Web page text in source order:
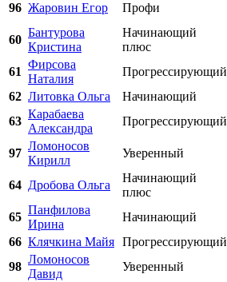
96 Жаровин Егор Профи
60
Бантурова
Кристина
Начинающий
плюс
61
Фирсова
Наталия
Прогрессирующий
62 Литовка Ольга Начинающий
63
Карабаева
Александра
Прогрессирующий
97
Ломоносов
Кирилл
Уверенный
64 Дробова Ольга
Начинающий
плюс
65
Панфилова
Ирина
Начинающий
66 Клячкина Майя Прогрессирующий
98
Ломоносов
Давид
Уверенный